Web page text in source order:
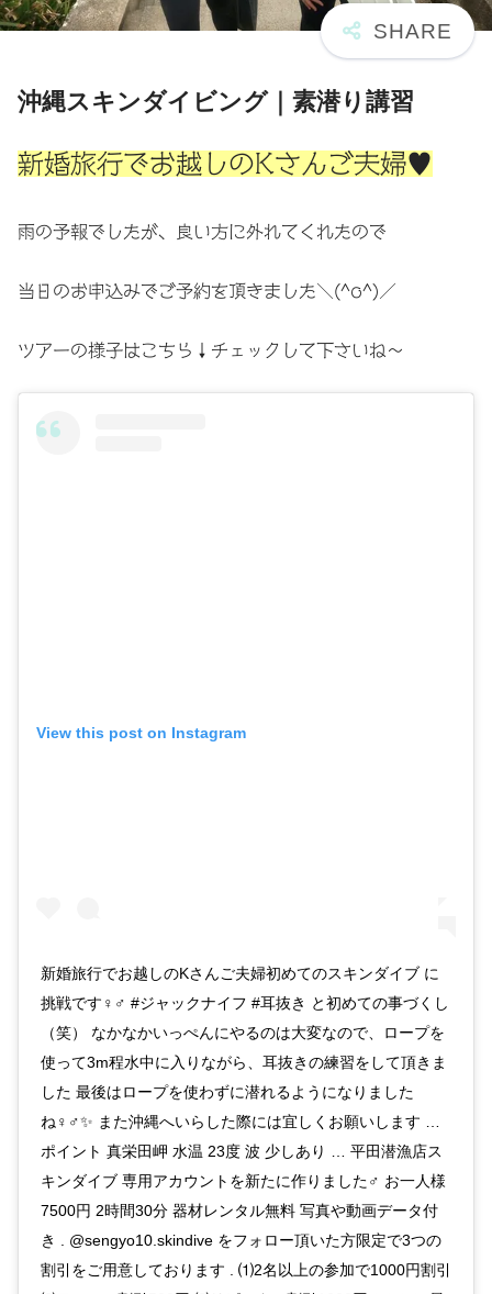
沖縄スキンダイビング｜素潜り講習
新婚旅行でお越しのKさんご夫婦♥
雨の予報でしたが、良い方に外れてくれたので
当日のお申込みでご予約を頂きました＼(^o^)／
ツアーの様子はこちら↓チェックして下さいね〜
View this post on Instagram
新婚旅行でお越しのKさんご夫婦初めてのスキンダイブ に
挑戦です‍♀️‍♂️ #ジャックナイフ #耳抜き と初めての事づくし
（笑） なかなかいっぺんにやるのは大変なので、ロープを
使って3m程水中に入りながら、耳抜きの練習をして頂きま
した 最後はロープを使わずに潜れるようになりました
ね‍♀️‍♂️✨ また沖縄へいらした際には宜しくお願いします …
ポイント 真栄田岬 水温 23度 波 少しあり … 平田潜漁店ス
キンダイブ 専用アカウントを新たに作りました‍♂️ お一人様
7500円 2時間30分 器材レンタル無料 写真や動画データ付
き . @sengyo10.skindive をフォロー頂いた方限定で3つの
割引をご用意しております . ⑴2名以上の参加で1000円割引